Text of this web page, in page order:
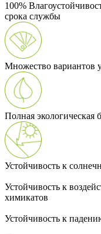
100%
срока службы
Множество вариантов
Полная экологическая
Устойчивость к
Устойчивость к
химикатов
Устойчивость к